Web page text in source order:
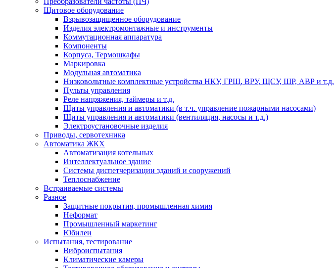
Щитовое оборудование
Взрывозащищенное оборудование
Изделия электромонтажные и инструменты
Коммутационная аппаратура
Компоненты
Корпуса, Термошкафы
Маркировка
Модульная автоматика
Низковольтные комплектные устройства НКУ, ГРЩ, ВРУ, ЩСУ, ШР, АВР и т.д.
Пульты управления
Реле напряжения, таймеры и т.д.
Щиты управления и автоматики (в т.ч. управление пожарными насосами)
Щиты управления и автоматики (вентиляция, насосы и т.д.)
Электроустановочные изделия
Приводы, сервотехника
Автоматика ЖКХ
Автоматизация котельных
Интеллектуальное здание
Системы диспетчеризации зданий и сооружений
Теплоснабжение
Встраиваемые системы
Разное
Защитные покрытия, промышленная химия
Неформат
Промышленный маркетинг
Юбилеи
Испытания, тестирование
Виброиспытания
Климатические камеры